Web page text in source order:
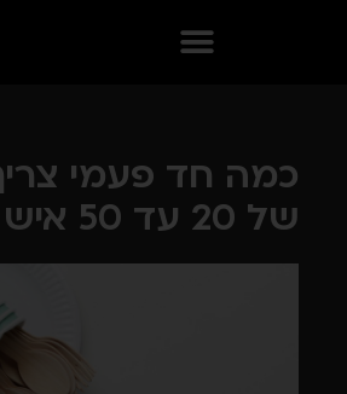
כמה חד פעמי
של 20 עד 50 איש